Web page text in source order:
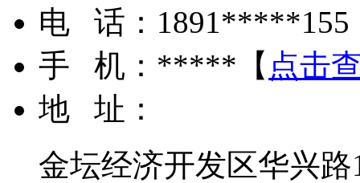
电 话： 1891*****155
手 机： ***** 【 点击
地 址：
金坛经济开发区华兴路